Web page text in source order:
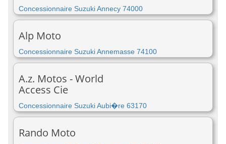
Concessionnaire Suzuki Annecy 74000
Alp Moto
Concessionnaire Suzuki Annemasse 74100
A.z. Motos - World
Access Cie
Concessionnaire Suzuki Aubi�re 63170
Rando Moto